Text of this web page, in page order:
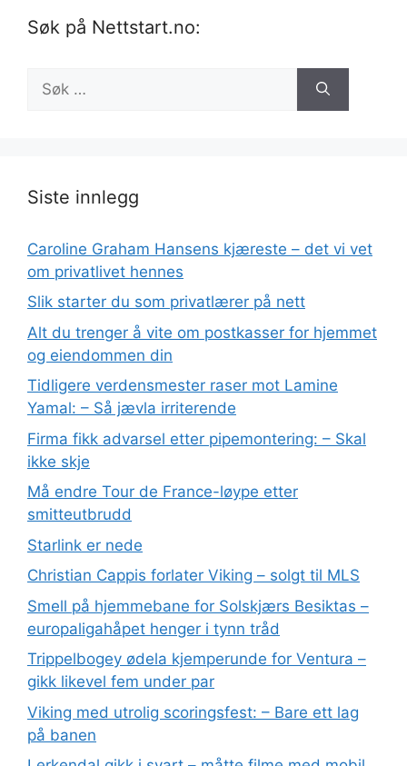
Søk på Nettstart.no:
etter:
Siste innlegg
Caroline Graham Hansens kjæreste – det vi vet
om privatlivet hennes
Slik starter du som privatlærer på nett
Alt du trenger å vite om postkasser for hjemmet
og eiendommen din
Tidligere verdensmester raser mot Lamine
Yamal: – Så jævla irriterende
Firma fikk advarsel etter pipemontering: – Skal
ikke skje
Må endre Tour de France-løype etter
smitteutbrudd
Starlink er nede
Christian Cappis forlater Viking – solgt til MLS
Smell på hjemmebane for Solskjærs Besiktas –
europaligahåpet henger i tynn tråd
Trippelbogey ødela kjemperunde for Ventura –
gikk likevel fem under par
Viking med utrolig scoringsfest: – Bare ett lag
på banen